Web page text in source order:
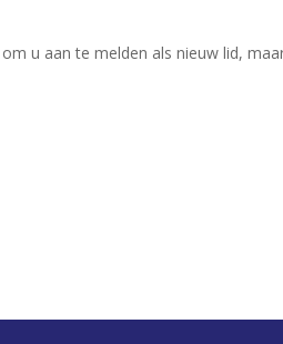
u aan te melden als nieuw lid,